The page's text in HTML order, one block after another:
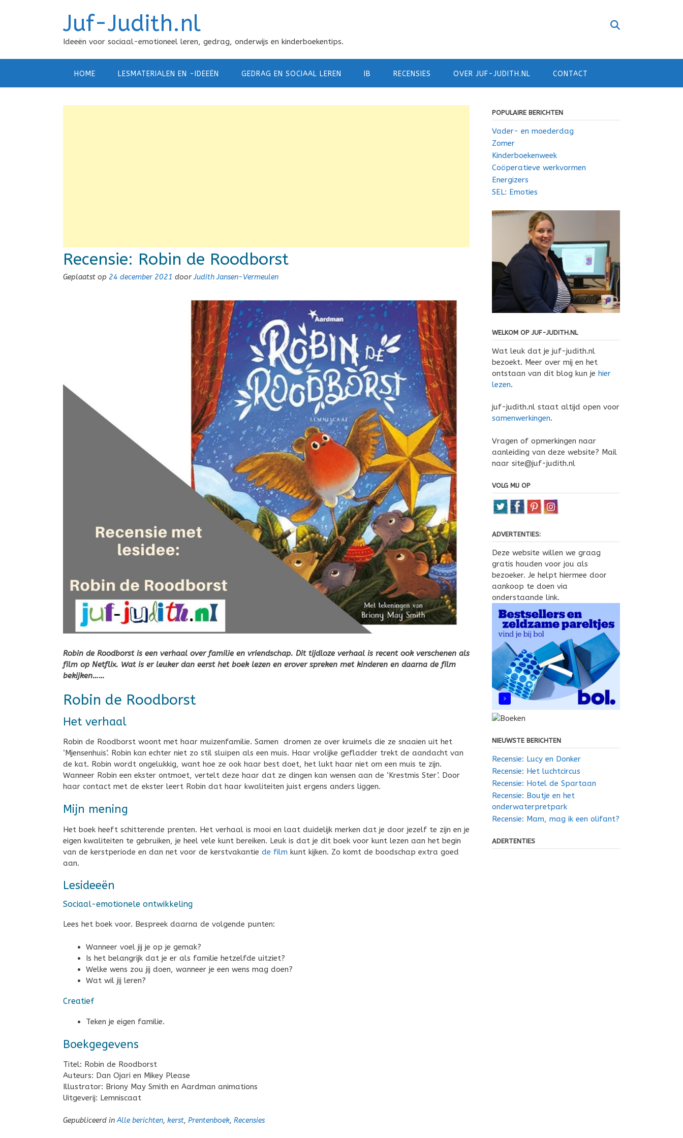
Juf-Judith.nl
Ideeën voor sociaal-emotioneel leren, gedrag, onderwijs en kinderboekentips.
HOME LESMATERIALEN EN -IDEEËN GEDRAG EN SOCIAAL LEREN IB RECENSIES OVER JUF-JUDITH.NL CONTACT
Recensie: Robin de Roodborst
Geplaatst op 24 december 2021 doorJudith Jansen-Vermeulen
Robin de Roodborst is een verhaal over familie en vriendschap. Dit tijdloze verhaal is recent ook verschenen als
film op Netflix. Wat is er leuker dan eerst het boek lezen en erover spreken met kinderen en daarna de film
bekijken……
Robin de Roodborst
Het verhaal
Robin de Roodborst woont met haar muizenfamilie. Samen dromen ze over kruimels die ze snaaien uit het
‘Mjensenhuis’. Robin kan echter niet zo stil sluipen als een muis. Haar vrolijke gefladder trekt de aandacht van
de kat. Robin wordt ongelukkig, want hoe ze ook haar best doet, het lukt haar niet om een muis te zijn.
Wanneer Robin een ekster ontmoet, vertelt deze haar dat ze dingen kan wensen aan de ‘Krestmis Ster’. Door
haar contact met de ekster leert Robin dat haar kwaliteiten juist ergens anders liggen.
Mijn mening
Het boek heeft schitterende prenten. Het verhaal is mooi en laat duidelijk merken dat je door jezelf te zijn en je
eigen kwaliteiten te gebruiken, je heel vele kunt bereiken. Leuk is dat je dit boek voor kunt lezen aan het begin
van de kerstperiode en dan net voor de kerstvakantie de film kunt kijken. Zo komt de boodschap extra goed
aan.
Lesideeën
Sociaal-emotionele ontwikkeling
Lees het boek voor. Bespreek daarna de volgende punten:
Wanneer voel jij je op je gemak?
Is het belangrijk dat je er als familie hetzelfde uitziet?
Welke wens zou jij doen, wanneer je een wens mag doen?
Wat wil jij leren?
Creatief
Teken je eigen familie.
Boekgegevens
Titel: Robin de Roodborst
Auteurs: Dan Ojari en Mikey Please
Illustrator: Briony May Smith en Aardman animations
Uitgeverij: Lemniscaat
Gepubliceerd inAlle berichten, kerst, Prentenboek, Recensies
POPULAIRE BERICHTEN
Vader- en moederdag
Zomer
Kinderboekenweek
Coöperatieve werkvormen
Energizers
SEL: Emoties
WELKOM OP JUF-JUDITH.NL
Wat leuk dat je juf-judith.nl
bezoekt. Meer over mij en het
ontstaan van dit blog kun je hier
lezen.
juf-judith.nl staat altijd open voor
samenwerkingen.
Vragen of opmerkingen naar
aanleiding van deze website? Mail
naar site@juf-judith.nl
VOLG MIJ OP
ADVERTENTIES:
Deze website willen we graag
gratis houden voor jou als
bezoeker. Je helpt hiermee door
aankoop te doen via
onderstaande link.
NIEUWSTE BERICHTEN
Recensie: Lucy en Donker
Recensie: Het luchtcircus
Recensie: Hotel de Spartaan
Recensie: Boutje en het
onderwaterpretpark
Recensie: Mam, mag ik een olifant?
ADERTENTIES